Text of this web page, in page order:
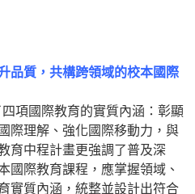
品質，共構跨領域的校本國際
項國際教育的實質內涵：彰顯
際理解、強化國際移動力，與
育中程計畫更強調了普及深
國際教育課程，應掌握領域、
實質內涵，統整並設計出符合